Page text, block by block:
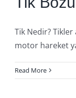
Tik Nedir? Tikler
motor hareket
Read More